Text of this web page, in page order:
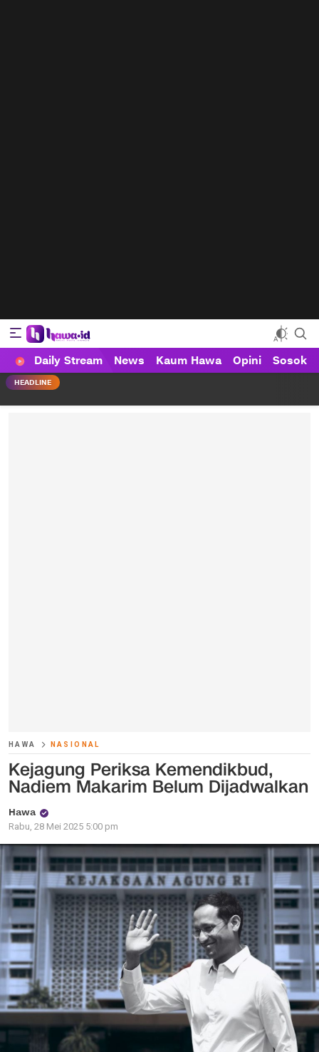
HAWA
Haluan Wanita Indonesia
Daily Stream News Kaum Hawa Opini Sosok
HEADLINE
HAWA NASIONAL
Kejagung Periksa Kemendikbud,
Nadiem Makarim Belum Dijadwalkan
Hawa
Rabu, 28 Mei 2025 5:00 pm